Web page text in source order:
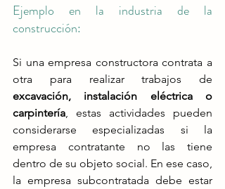
Ejemplo en la industria de la
construcción:
Si una empresa constructora contrata a
excavación, instalación eléctrica o
carpintería , estas actividades pueden
considerarse especializadas si la
empresa contratante no las tiene
dentro de su objeto social. En ese caso,
la empresa subcontratada debe estar